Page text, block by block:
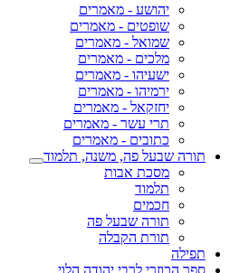
יהושע - מאמרים
שופטים - מאמרים
שמואל - מאמרים
מלכים - מאמרים
ישעיהו - מאמרים
ירמיהו - מאמרים
יחזקאל - מאמרים
תרי עשר - מאמרים
כתובים - מאמרים
תורה שבעל פה, משנה, תלמוד
מסכת אבות
תלמוד
חכמים
תורה שבעל פה
תורת הקבלה
תפילה